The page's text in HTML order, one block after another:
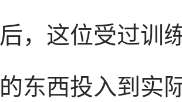
后，这位受过训
的东西投入到实